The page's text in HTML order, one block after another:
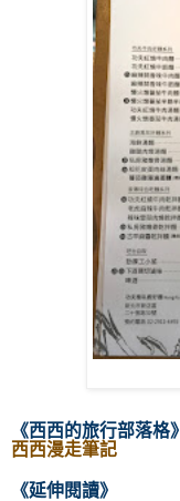
《西西的旅行部落格》
西西漫走筆記
《延伸閱讀》